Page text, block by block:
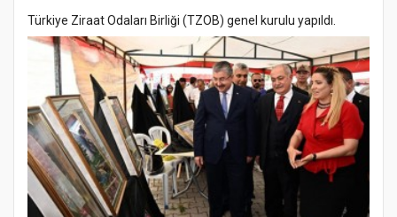
Türkiye Ziraat Odaları Birliği (TZOB) genel kurulu yapıldı.